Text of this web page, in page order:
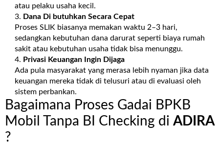
atau pelaku usaha kecil.
Dana Di butuhkan Secara Cepat
Proses SLIK biasanya memakan waktu 2–3 hari,
sedangkan kebutuhan dana darurat seperti biaya rumah
sakit atau kebutuhan usaha tidak bisa menunggu.
Privasi Keuangan Ingin Dijaga
Ada pula masyarakat yang merasa lebih nyaman jika data
keuangan mereka tidak di telusuri atau di evaluasi oleh
sistem perbankan.
Bagaimana Proses Gadai BPKB
Mobil Tanpa BI Checking di ADIRA
?